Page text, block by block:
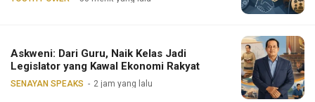
Askweni: Dari Guru, Naik Kelas Jadi
Legislator yang Kawal Ekonomi Rakyat
SENAYAN SPEAKS 2 jam yang lalu